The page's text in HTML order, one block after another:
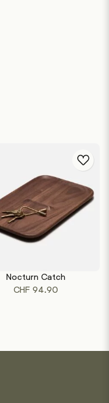
Nocturn Catch
CHF 94.90